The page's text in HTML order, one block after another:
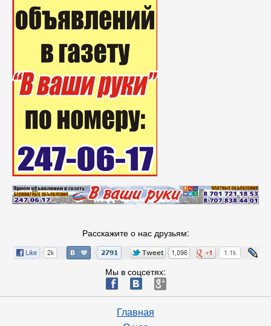
Расскажите о нас друзьям:
Мы в соцсетях:
ä æ è
Главная